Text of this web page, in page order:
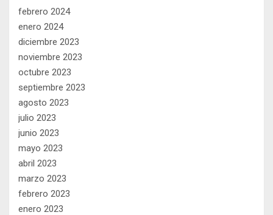
febrero 2024
enero 2024
diciembre 2023
noviembre 2023
octubre 2023
septiembre 2023
agosto 2023
julio 2023
junio 2023
mayo 2023
abril 2023
marzo 2023
febrero 2023
enero 2023